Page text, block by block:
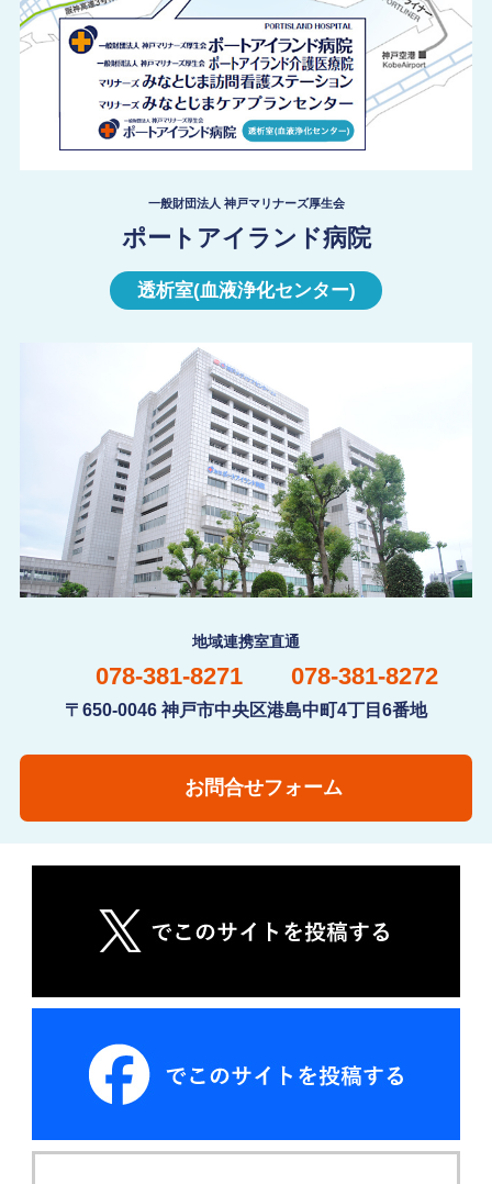
一般財団法人 神戸マリナーズ厚生会
ポートアイランド病院
透析室(血液浄化センター)
地域連携室直通
078-381-8271 078-381-8272
〒650-0046 神戸市中央区港島中町4丁目6番地
お問合せフォーム